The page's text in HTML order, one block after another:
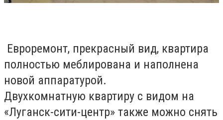
Евроремонт, прекрасный вид, квартира
полностью меблирована и наполнена
новой аппаратурой.
Двухкомнатную квартиру с видом на
«Луганск-сити-центр» также можно снять